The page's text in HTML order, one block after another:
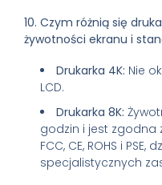
10. Czym różnią się
żywotności ekranu i
Drukarka 4K: Nie
LCD.
Drukarka 8K:
godzin i jest zgodna
FCC, CE, ROHS i
specjalistycznych